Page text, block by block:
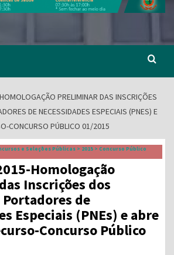
PRELIMINAR DAS INSCRIÇÕES
DE NECESSIDADES ESPECIAIS (PNES) E
CONCURSO PÚBLICO 01/2015
e Seleções Públicas > 2015 > Concurso Público
Homologação
Inscrições dos
de
Especiais (PNEs) e abre
Concurso Público